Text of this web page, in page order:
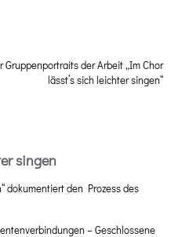
der Arbeit „Im Chor
lässt’s sich leichter singen“
singen
dokumentiert den Prozess des
– Geschlossene